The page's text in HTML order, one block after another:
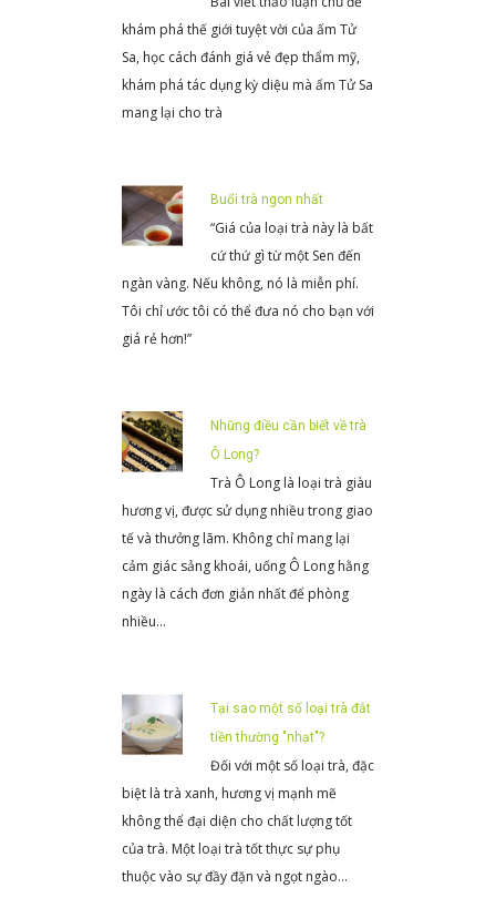
khám phá thế giới tuyệt vời của ấm Tử
Sa, học cách đánh giá vẻ đẹp thẩm mỹ,
khám phá tác dụng kỳ diệu mà ấm Tử Sa
mang lại cho trà
Buổi trà ngon nhất
“Giá của loại trà này là bất
cứ thứ gì từ một Sen đến
ngàn vàng. Nếu không, nó là miễn phí.
Tôi chỉ ước tôi có thể đưa nó cho bạn với
giá rẻ hơn!”
Những điều cần biết về trà
Ô Long?
Trà Ô Long là loại trà giàu
hương vị, được sử dụng nhiều trong giao
tế và thưởng lãm. Không chỉ mang lại
cảm giác sảng khoái, uống Ô Long hằng
ngày là cách đơn giản nhất để phòng
nhiều…
Tại sao một số loại trà đắt
tiền thường "nhạt"?
Đối với một số loại trà, đặc
biệt là trà xanh, hương vị mạnh mẽ
không thể đại diện cho chất lượng tốt
của trà. Một loại trà tốt thực sự phụ
thuộc vào sự đầy đặn và ngọt ngào…